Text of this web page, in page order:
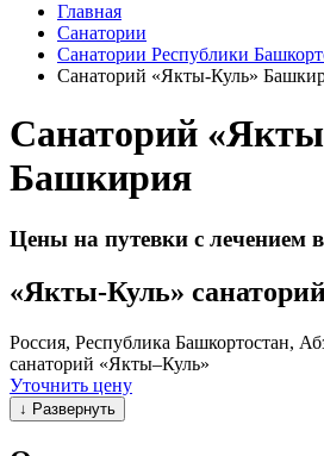
Главная
Санатории
Санатории Республики
Санаторий «Якты-Куль»
Санаторий
Башкирия
Цены на путевки с лечением
«Якты-Куль»
Россия, Республика Башкортостан,
санаторий «Якты–Куль»
Уточнить цену
↓ Развернуть